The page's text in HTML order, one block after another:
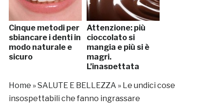
Cinque metodi per
sbiancare i denti in
modo naturale e
sicuro
Attenzione: più
cioccolato si
mangia e più si è
magri.
L’inaspettata
ricercatori
Home »SALUTE E BELLEZZA » Le undici cose
insospettabili che fanno ingrassare